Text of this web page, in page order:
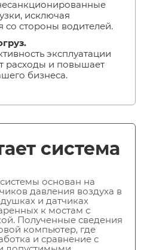
исключая
со стороны водителей.
эксплуатации
расходы и повышает
бизнеса.
система
основан на
давления воздуха в
и датчиках
к мостам с
Полученные сведения
компьютер, где
и сравнение с